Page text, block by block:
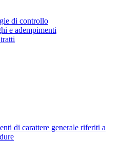
di controllo
e adempimenti
di carattere generale riferiti a